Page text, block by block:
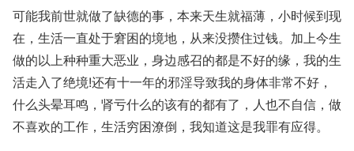
可能我前世就做了缺德的事，本来天生就福薄，小时候到现
在，生活一直处于窘困的境地，从来没攒住过钱。加上今生
做的以上种种重大恶业，身边感召的都是不好的缘，我的生
活走入了绝境!还有十一年的邪淫导致我的身体非常不好，
什么头晕耳鸣，肾亏什么的该有的都有了，人也不自信，做
不喜欢的工作，生活穷困潦倒，我知道这是我罪有应得。